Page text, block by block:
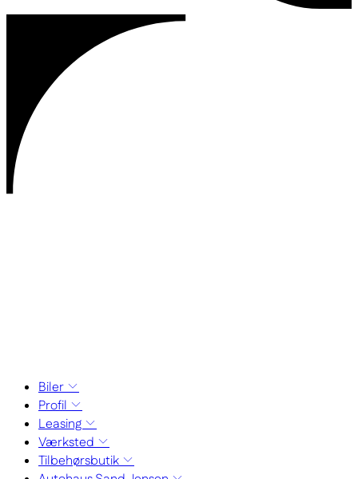
Biler
Profil
Leasing
Værksted
Tilbehørsbutik